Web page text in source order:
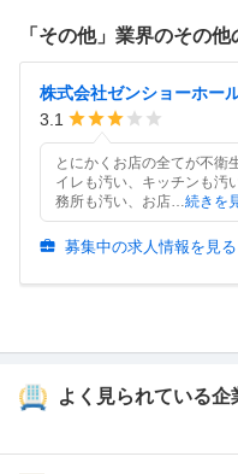
「 その他」業界のその他
3.1
とにかくお店の全てが不衛
イレも汚い、キッチンも汚
務所も汚い、お店…続きを
募集中の求人情報を見る
よく見られている企